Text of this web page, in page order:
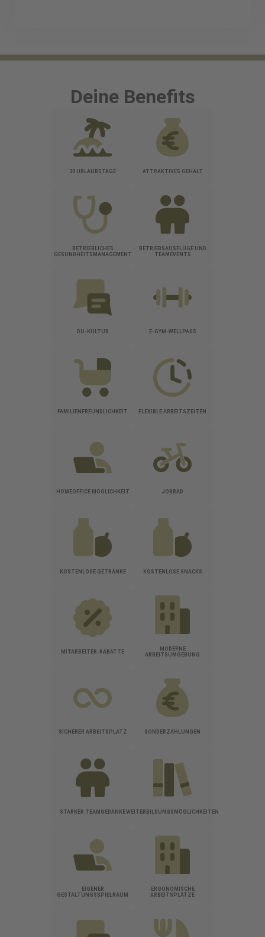
Deine Benefits
30 URLAUBSTAGE ATTRAKTIVES GEHALT
BETRIEBLICHES
GESUNDHEITSMANAGEMENT
BETRIEBSAUSFLÜGE UND
TEAMEVENTS
DU-KULTUR E-GYM-WELLPASS
FAMILIENFREUNDLICHKEIT FLEXIBLE ARBEITSZEITEN
HOMEOFFICE MÖGLICHKEIT JOBRAD
KOSTENLOSE GETRÄNKE KOSTENLOSE SNACKS
MITARBEITER-RABATTE
MODERNE
ARBEITSUMGEBUNG
SICHERER ARBEITSPLATZ SONDERZAHLUNGEN
STARKER TEAMGEDANKEWEITERBILDUNGSMÖGLICHKEITEN
EIGENER
GESTALTUNGSSPIELRAUM
ERGONOMISCHE
ARBEITSPLÄTZE